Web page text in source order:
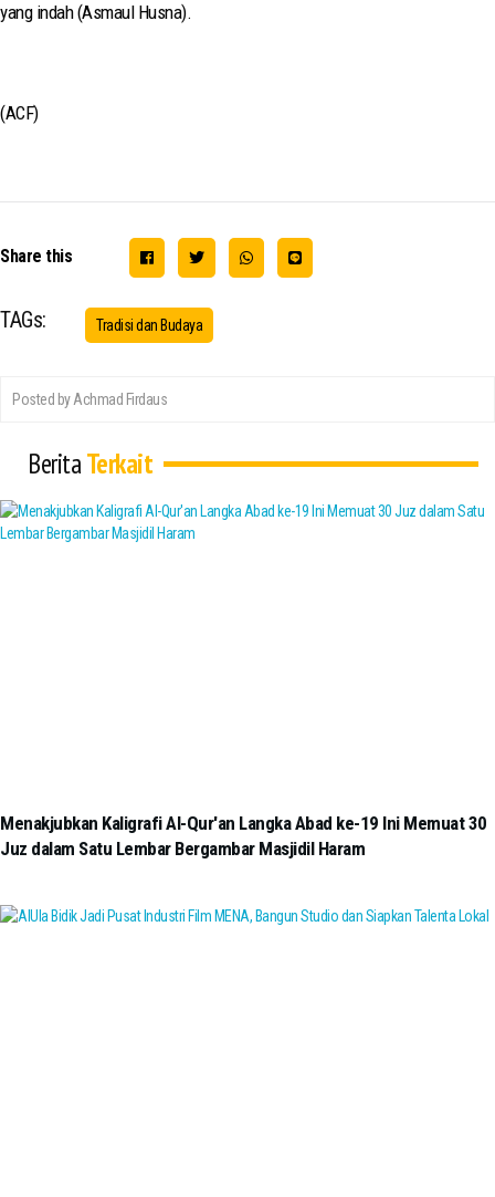
yang indah (Asmaul Husna).
(ACF)
Share this
TAGs: Tradisi dan Budaya
Posted by Achmad Firdaus
BeritaTerkait
Menakjubkan Kaligrafi Al-Qur'an Langka Abad ke-19 Ini Memuat 30
Juz dalam Satu Lembar Bergambar Masjidil Haram